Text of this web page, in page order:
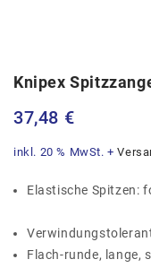
Knipex
37,48 €
inkl. 20 % MwSt. +
Elastische Spitzen:
Flach-runde, lange,